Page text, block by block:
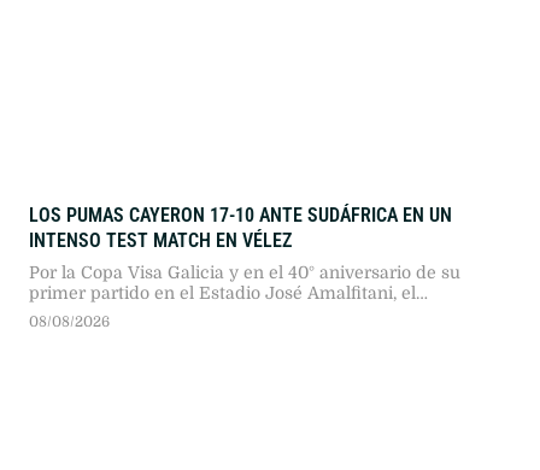
LOS PUMAS CAYERON 17-10 ANTE SUDÁFRICA EN UN
INTENSO TEST MATCH EN VÉLEZ
Por la Copa Visa Galicia y en el 40° aniversario de su
primer partido en el Estadio José Amalfitani, el
seleccionado argentino dio pelea ante los bicampeones
08/08/2026